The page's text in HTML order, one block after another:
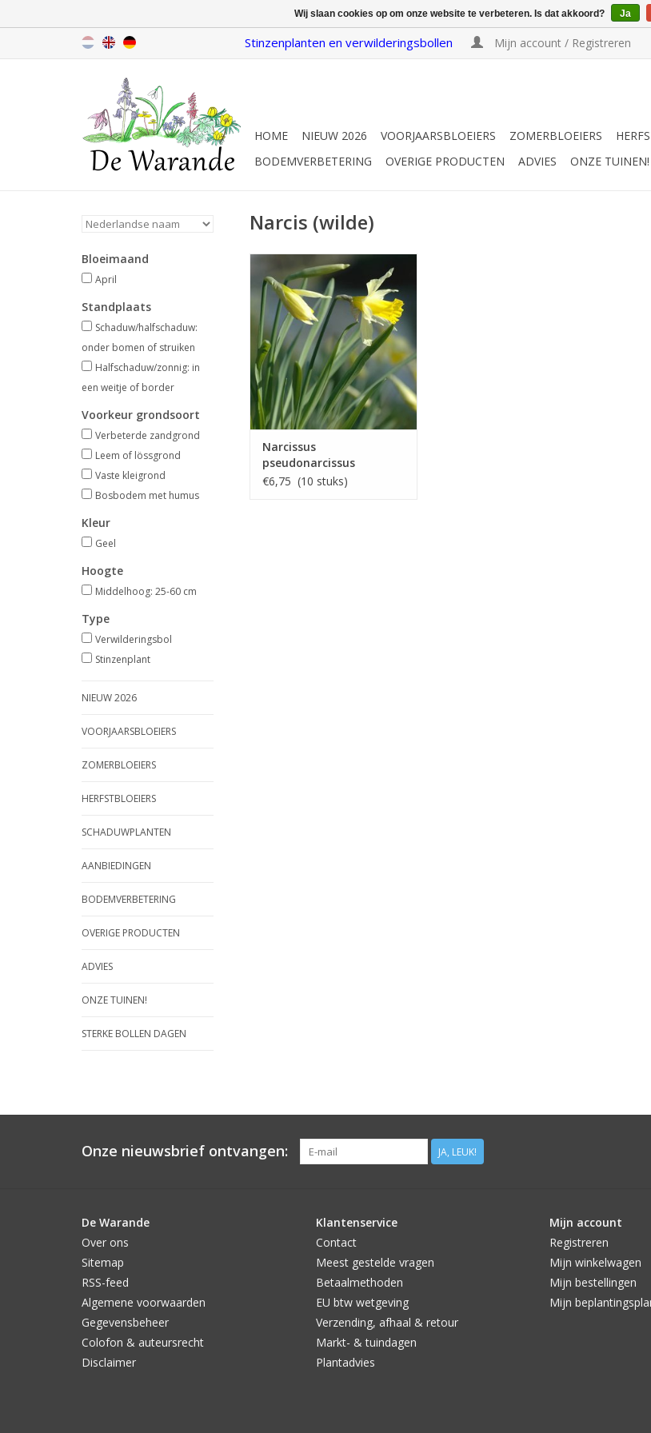
Stinzenplanten en verwilderingsbollen Mijn account / Registreren
HOME NIEUW 2026 VOORJAARSBLOEIERS ZOMERBLOEIERS
BODEMVERBETERING
OVERIGE PRODUCTEN ADVIES ONZE TUINEN!
Bloeimaand
April
Standplaats
Schaduw/halfschaduw:
onder bomen of struiken
Halfschaduw/zonnig: in
een weitje of border
Voorkeur grondsoort
Verbeterde zandgrond
Leem of lössgrond
Vaste kleigrond
Bosbodem met humus
Kleur
Geel
Hoogte
Middelhoog: 25-60 cm
Type
Verwilderingsbol
Stinzenplant
NIEUW 2026
VOORJAARSBLOEIERS
ZOMERBLOEIERS
HERFSTBLOEIERS
SCHADUWPLANTEN
AANBIEDINGEN
BODEMVERBETERING
OVERIGE PRODUCTEN
ADVIES
ONZE TUINEN!
STERKE BOLLEN DAGEN
Narcis (wilde)
Wilde narcis, stinzenplant
April, geel, 30 cm
Vroegbloeiend en wild
INFO EN KOPEN
Narcissus
pseudonarcissus
lobularis
€6,75 (10 stuks)
Onze nieuwsbrief ontvangen: JA, LEUK!
De Warande
Over ons
Sitemap
RSS-feed
Algemene voorwaarden
Gegevensbeheer
Colofon & auteursrecht
Disclaimer
Klantenservice
Contact
Meest gestelde vragen
Betaalmethoden
EU btw wetgeving
Verzending, afhaal & retour
Markt- & tuindagen
Plantadvies
Mijn account
Registreren
Mijn winkelwagen
Mijn bestellingen
Mijn
Wij slaan cookies op om onze website te verbeteren. Is dat akkoord? Ja